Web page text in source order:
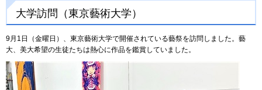
大学訪問（東京藝術大学）
9月1日（金曜日）、東京藝術大学で開催されている藝祭を訪問しました。藝
大、美大希望の生徒たちは熱心に作品を鑑賞していました。